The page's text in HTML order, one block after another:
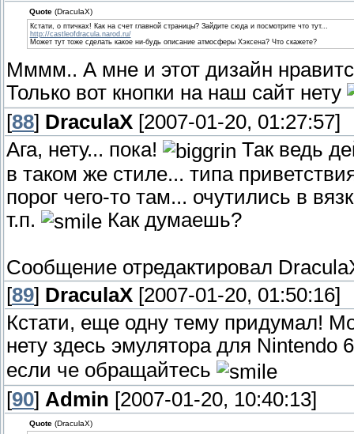
Quote(DraculaX)
Кстати, о птичках! Как на счет главной страницы? Зайдите сюда и посмотрите что тут...
http://castleofdracula.narod.ru/
Может тут тоже сделать какое ни-будь описание атмосферы Хэксена? Что скажете?
Мммм.. А мне и этот дизайн
Только вот кнопки на наш сайт нету
[88] DraculaX [2007-01-20, 01:27:57]
Ага, нету... пока!
Так ведь
в таком же стиле... типа
порог чего-то там... очутились в
т.п.
Как думаешь?
Сообщение отредактировал
[89] DraculaX [2007-01-20, 01:50:16]
Кстати, еще одну тему придумал!
нету здесь эмулятора для Nintendo
если че обращайтесь
[90] Admin [2007-01-20, 10:40:13]
Quote(DraculaX)